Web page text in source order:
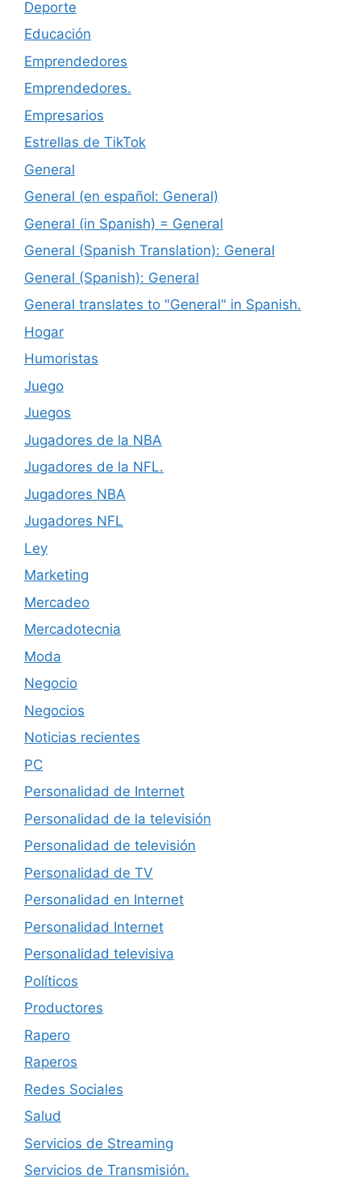
Deporte
Educación
Emprendedores
Emprendedores.
Empresarios
Estrellas de TikTok
General
General (en español: General)
General (in Spanish) = General
General (Spanish Translation): General
General (Spanish): General
General translates to "General" in Spanish.
Hogar
Humoristas
Juego
Juegos
Jugadores de la NBA
Jugadores de la NFL.
Jugadores NBA
Jugadores NFL
Ley
Marketing
Mercadeo
Mercadotecnia
Moda
Negocio
Negocios
Noticias recientes
PC
Personalidad de Internet
Personalidad de la televisión
Personalidad de televisión
Personalidad de TV
Personalidad en Internet
Personalidad Internet
Personalidad televisiva
Políticos
Productores
Rapero
Raperos
Redes Sociales
Salud
Servicios de Streaming
Servicios de Transmisión.